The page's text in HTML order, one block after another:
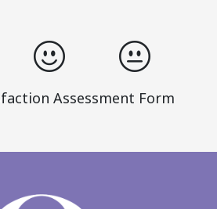
Assessment Form